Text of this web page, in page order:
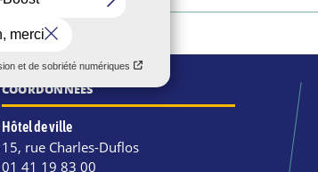
COORDONNÉES
Hôtel de ville
15, rue Charles-Duflos
01 41 19 83 00